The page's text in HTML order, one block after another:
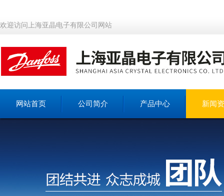
欢迎访问上海亚晶电子有限公司网站
网站首页 公司简介 产品中心 新闻